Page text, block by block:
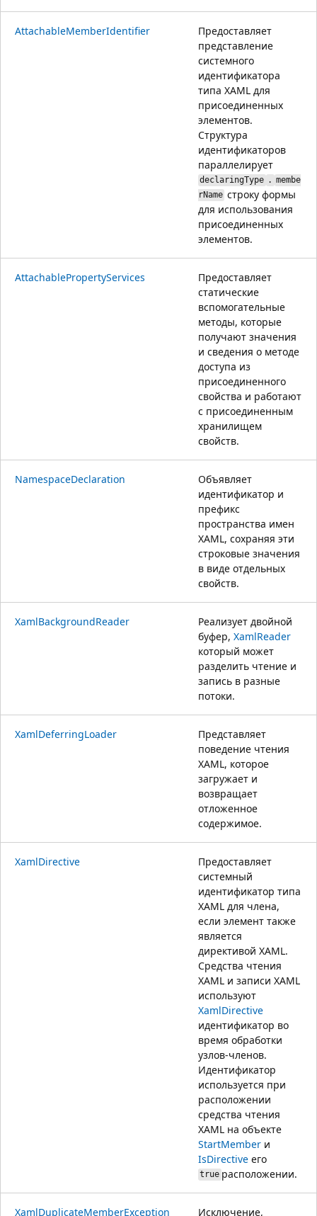
AttachableMemberIdentifier
Предоставляет
представление
системного
идентификатора
типа XAML для
присоединенных
элементов.
Структура
идентификаторов
параллелирует
declaringType . membe
rName строку формы
для использования
присоединенных
элементов.
AttachablePropertyServices
Предоставляет
статические
вспомогательные
методы, которые
получают значения
и сведения о методе
доступа из
присоединенного
свойства и работают
с присоединенным
хранилищем
свойств.
NamespaceDeclaration
Объявляет
идентификатор и
префикс
пространства имен
XAML, сохраняя эти
строковые значения
в виде отдельных
свойств.
XamlBackgroundReader
Реализует двойной
буфер, XamlReader
который может
разделить чтение и
запись в разные
потоки.
XamlDeferringLoader
Представляет
поведение чтения
XAML, которое
загружает и
возвращает
отложенное
содержимое.
XamlDirective
Предоставляет
системный
идентификатор типа
XAML для члена,
если элемент также
является
директивой XAML.
Средства чтения
XAML и записи XAML
используют
XamlDirective
идентификатор во
время обработки
узлов-членов.
Идентификатор
используется при
расположении
средства чтения
XAML на объекте
StartMember и
IsDirective его
trueрасположении.
XamlDuplicateMemberException Исключение,